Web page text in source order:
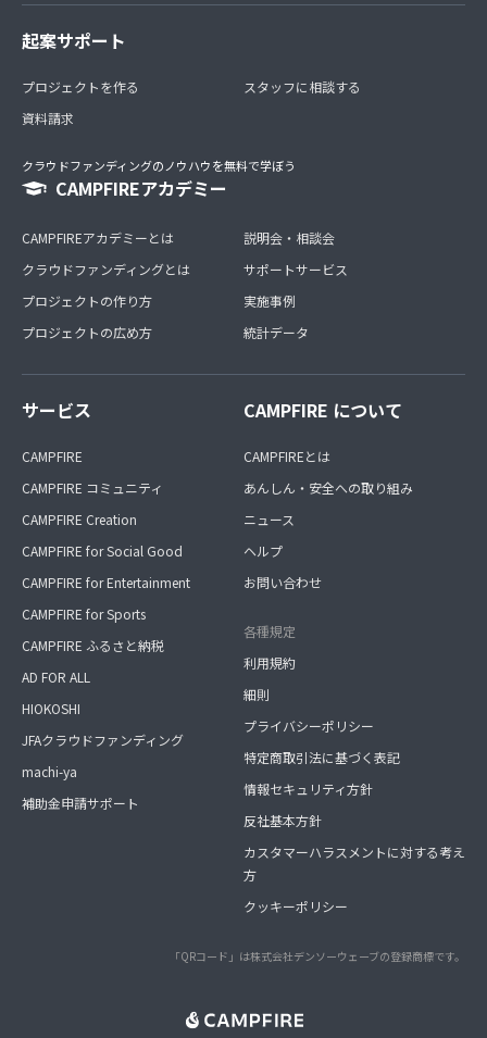
起案サポート
プロジェクトを作る
資料請求
スタッフに相談する
クラウドファンディングのノウハウを無料で学ぼう
CAMPFIREアカデミー
CAMPFIREアカデミーとは
クラウドファンディングとは
プロジェクトの作り方
プロジェクトの広め方
説明会・相談会
サポートサービス
実施事例
統計データ
サービス
CAMPFIRE
CAMPFIRE コミュニティ
CAMPFIRE Creation
CAMPFIRE for Social Good
CAMPFIRE for Entertainment
CAMPFIRE for Sports
CAMPFIRE ふるさと納税
AD FOR ALL
HIOKOSHI
JFAクラウドファンディング
machi-ya
補助金申請サポート
CAMPFIRE について
CAMPFIREとは
あんしん・安全への取り組み
ニュース
ヘルプ
お問い合わせ
各種規定
利用規約
細則
プライバシーポリシー
特定商取引法に基づく表記
情報セキュリティ方針
反社基本方針
カスタマーハラスメントに対する考え
方
クッキーポリシー
「QRコード」は株式会社デンソーウェーブの登録商標です。